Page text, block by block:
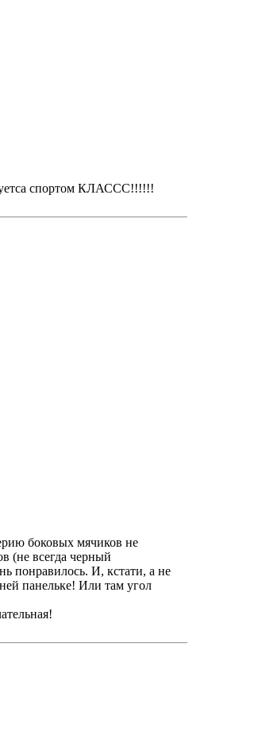
спортом КЛАССС!!!!!!
боковых мячиков не
(не всегда черный
понравилось. И, кстати, а не
панельке! Или там угол